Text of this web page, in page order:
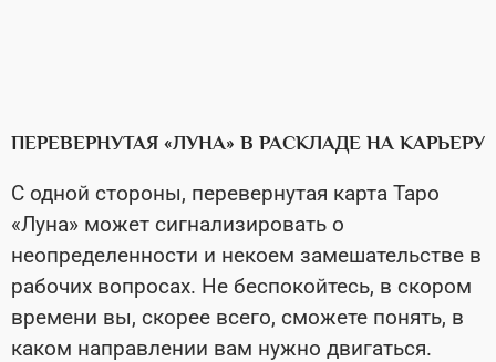
ПЕРЕВЕРНУТАЯ «ЛУНА» В РАСКЛАДЕ НА КАРЬЕРУ
С одной стороны, перевернутая карта Таро
«Луна» может сигнализировать о
неопределенности и некоем замешательстве в
рабочих вопросах. Не беспокойтесь, в скором
времени вы, скорее всего, сможете понять, в
каком направлении вам нужно двигаться.